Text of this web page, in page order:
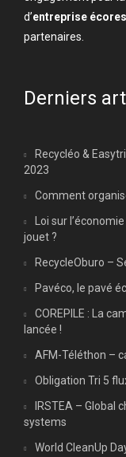
d’entreprise
partenaires.
Derniers
Recycléo &
2023
Comment
Loi sur
jouet ?
RecycleOburo –
Pavéco, le pavé
COREPILE : La
lancée !
AFM-Téléthon –
Obligation Tri 5
IRSTEA – Global
systems
World CleanUp